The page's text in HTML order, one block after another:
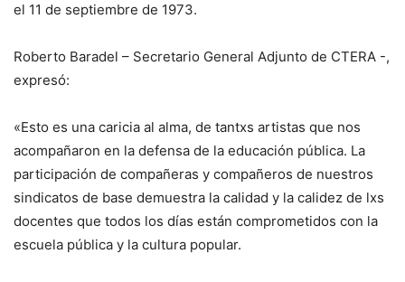
el 11 de septiembre de 1973.
Roberto Baradel – Secretario General Adjunto de CTERA -,
expresó:
«Esto es una caricia al alma, de tantxs artistas que nos
acompañaron en la defensa de la educación pública. La
participación de compañeras y compañeros de nuestros
sindicatos de base demuestra la calidad y la calidez de lxs
docentes que todos los días están comprometidos con la
escuela pública y la cultura popular.